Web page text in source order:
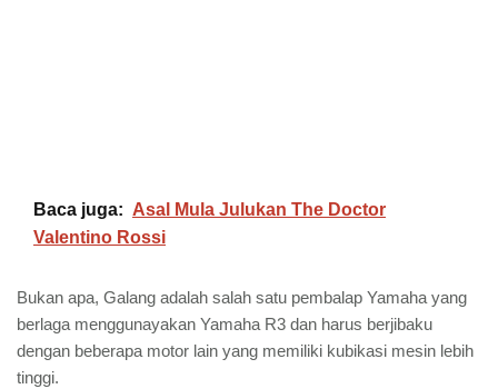
Baca juga: Asal Mula Julukan The Doctor
Valentino Rossi
Bukan apa, Galang adalah salah satu pembalap Yamaha yang
berlaga menggunayakan Yamaha R3 dan harus berjibaku
dengan beberapa motor lain yang memiliki kubikasi mesin lebih
tinggi.